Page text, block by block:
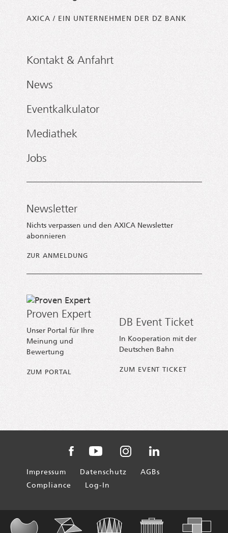
AXICA / EIN UNTERNEHMEN DER DZ BANK
Kontakt & Anfahrt
News
Eventkalkulator
Mediathek
Jobs
Newsletter
Nichts verpassen und den AXICA Newsletter
abonnieren
ZUR ANMELDUNG
Proven Expert
Unser Portal für Ihre
Meinung und
Bewertung
ZUM PORTAL
DB Event Ticket
In Kooperation mit der
Deutschen Bahn
ZUM EVENT TICKET
Impressum Datenschutz
AGBs
Compliance
Log-In
AXICA auf Facebook
AXICA auf YouTube
AXICA auf Instagram